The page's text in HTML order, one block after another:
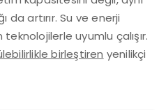
da artırır. Su ve enerji
uyumlu çalışır.
birleştiren yenilikçi